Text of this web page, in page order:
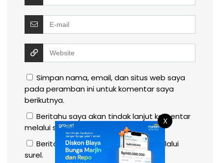
Simpan nama, email, dan situs web saya
pada peramban ini untuk komentar saya
berikutnya.
Beritahu saya akan tindak lanjut komentar
melalui surel.
Beritahu saya akan tulisan baru melalui
surel.
X